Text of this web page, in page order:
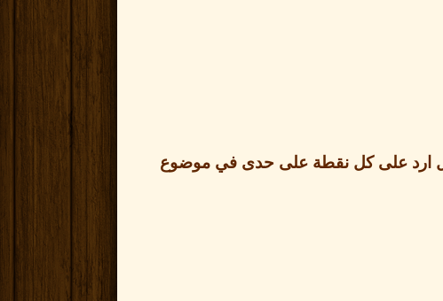
وكل ارد على كل نقطة على حدى في موضوع